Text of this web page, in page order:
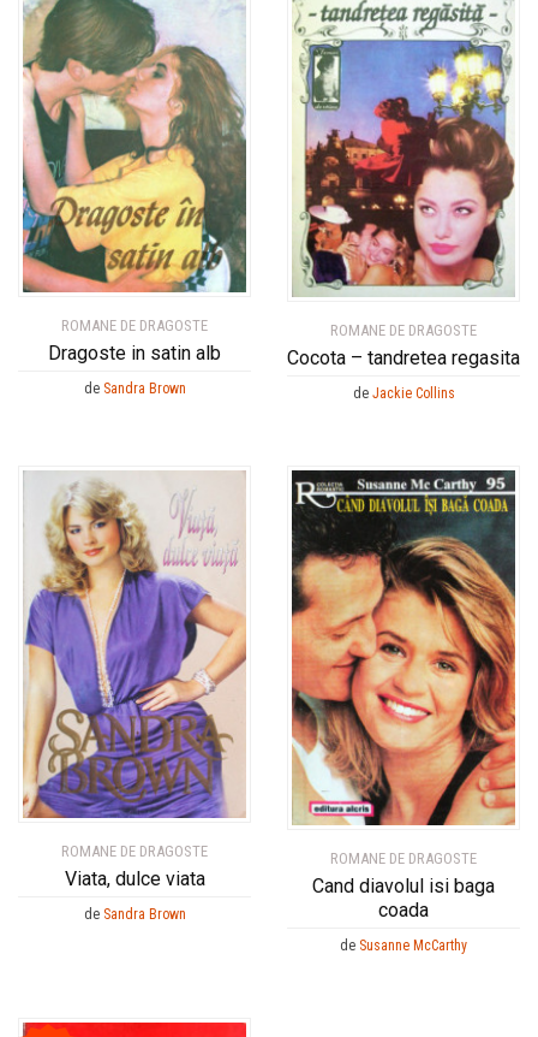
ROMANE DE DRAGOSTE
Dragoste in satin alb
de Sandra Brown
ROMANE DE DRAGOSTE
Cocota – tandretea regasita
de Jackie Collins
ROMANE DE DRAGOSTE
Viata, dulce viata
de Sandra Brown
ROMANE DE DRAGOSTE
Cand diavolul isi baga
coada
de Susanne McCarthy